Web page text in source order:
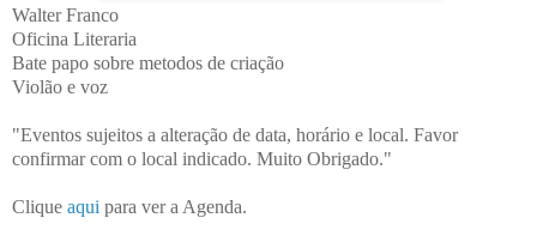
Walter Franco
Oficina Literaria
Bate papo sobre metodos de criação
Violão e voz
"Eventos sujeitos a alteração de data, horário e local. Favor
confirmar com o local indicado. Muito Obrigado."
Clique aqui para ver a Agenda.